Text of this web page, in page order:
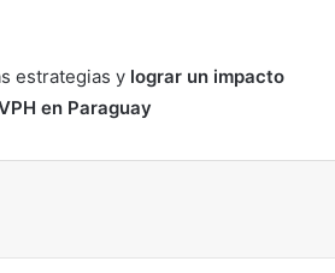
estrategias y lograr un impacto
en Paraguay